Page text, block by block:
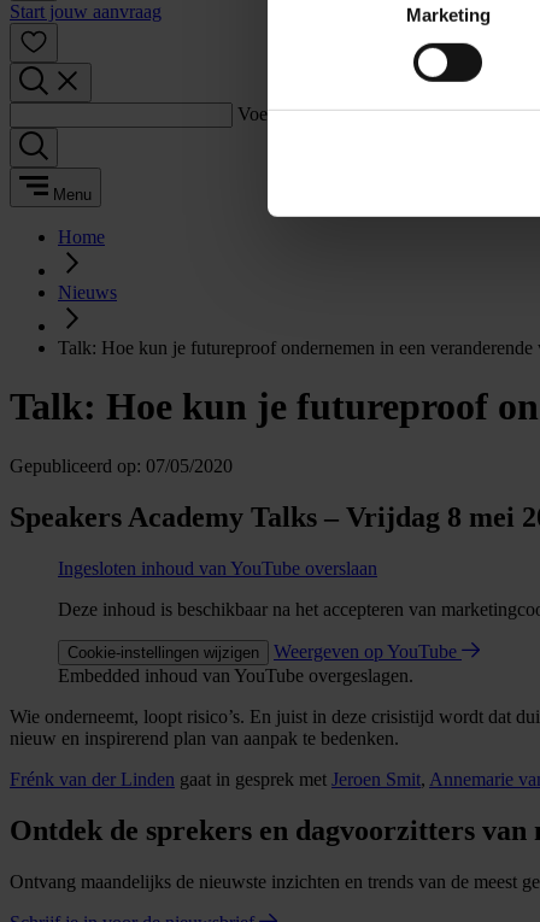
Marketing
Start jouw aanvraag
Voer een zoekterm in:
Menu
Home
Nieuws
Talk: Hoe kun je futureproof ondernemen in een veranderende
Talk: Hoe kun je futureproof
Gepubliceerd op: 07/05/2020
Speakers Academy Talks – Vrijdag 8 mei
Ingesloten inhoud van YouTube overslaan
Deze inhoud is beschikbaar na het accepteren van
Cookie-instellingen wijzigen
Weergeven op YouTube
Embedded inhoud van YouTube overgeslagen.
Wie onderneemt, loopt risico’s. En juist in deze crisistijd wordt dat
nieuw en inspirerend plan van aanpak te bedenken.
Frénk van der Linden gaat in gesprek met Jeroen Smit, Annemarie
Ontdek de sprekers en dagvoorzitters van
Ontvang maandelijks de nieuwste inzichten en trends van de meest